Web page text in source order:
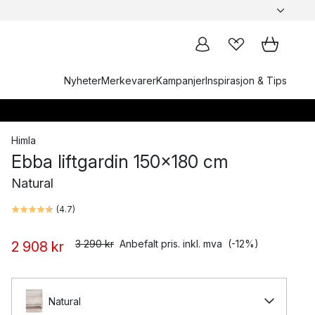
NyheterMerkevarerKampanjerInspirasjon & Tips
Himla
Ebba liftgardin 150x180 cm
Natural
(4.7)
2 908 kr 3 290 kr Anbefalt pris. inkl. mva (-12%)
Natural